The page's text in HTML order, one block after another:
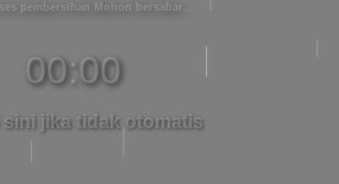
pembersihan Mohon bersabar
00:00
sini jika tidak otomatis